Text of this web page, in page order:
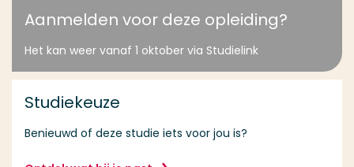
Aanmelden voor deze opleiding?
Het kan weer vanaf 1 oktober via Studielink
Studiekeuze
Benieuwd of deze studie iets voor jou is?